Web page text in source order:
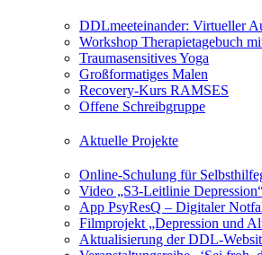
DDLmeeteinander: Virtueller
Workshop Therapietagebuch
Traumasensitives Yoga
Großformatiges Malen
Recovery-Kurs RAMSES
Offene Schreibgruppe
Aktuelle Projekte
Online-Schulung für
Video „S3-Leitlinie
App PsyResQ – Digitaler
Filmprojekt „Depression und
Aktualisierung der DDL-